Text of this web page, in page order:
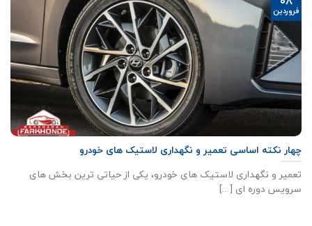
چهار نکته اساسی تعمیر و نگهداری لاستیک های خودرو
تعمیر و نگهداری لاستیک های خودرو، یکی از حیاتی ترین بخش های
سرویس دوره ای [...]
فروردین